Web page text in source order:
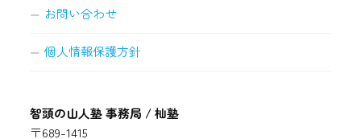
お問い合わせ
個人情報保護方針
智頭の山人塾 事務局 / 杣塾
〒689-1415